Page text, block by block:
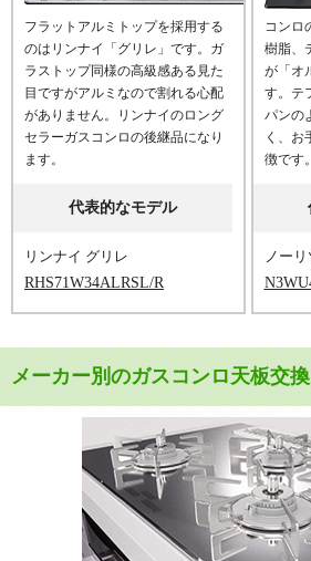
フラットアルミトップを採用する
のはリンナイ「グリレ」です。ガ
ラストップ同様の高級感ある見た
目ですがアルミなので割れる心配
がありません。リンナイのロング
セラーガスコンロの後継品になり
ます。
代表的なモデル
リンナイ グリレ
RHS71W34ALRSL/R
コンロ
樹脂、
が「オ
す。テ
パンの
く、お
徴です。
ノー
メーカー別のガスコンロ天板交